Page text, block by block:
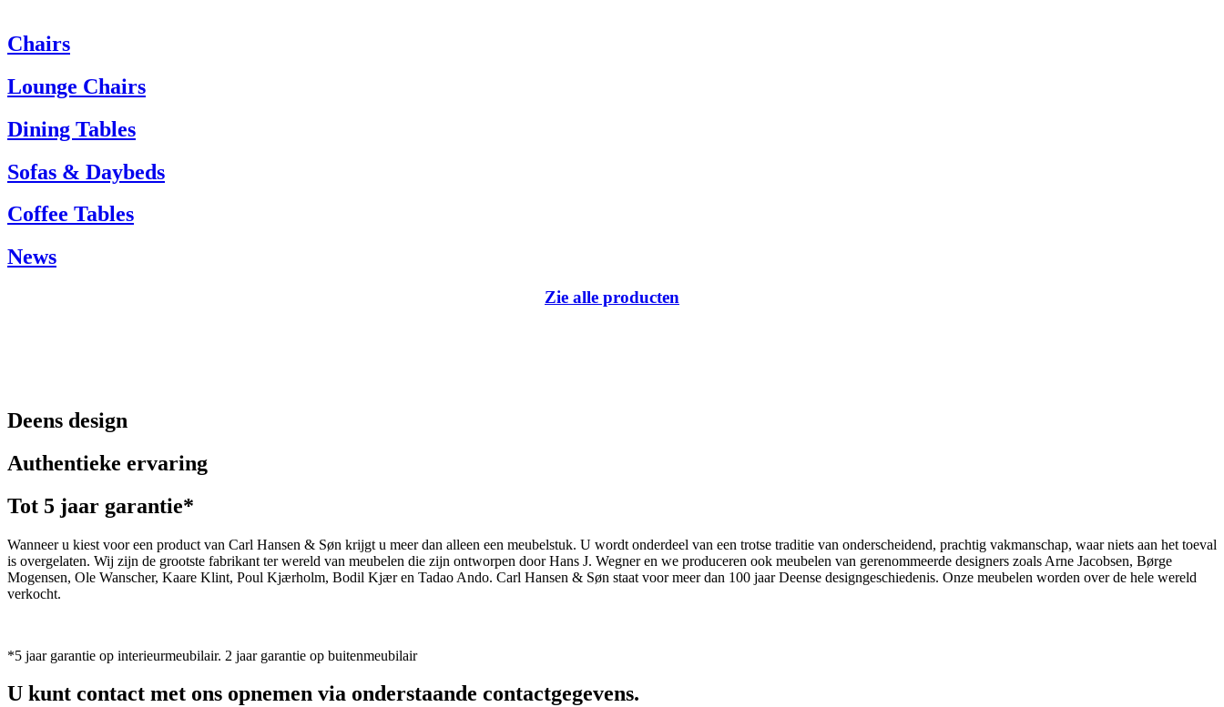
Heeft u hulp nodig? Neem dan contact op met de klantenservice via:
Tel.: +45 66 12 14 04
info@carlhansen.dk
Chairs
Lounge Chairs
Dining Tables
Sofas & Daybeds
Coffee Tables
News
Zie alle producten
Deens design
Authentieke ervaring
Tot 5 jaar garantie*
Wanneer u kiest voor een product van Carl Hansen & Søn krijgt u meer dan alleen een meubelstuk. U wordt onderdeel van een trotse traditie van onderscheidend, prachtig vakmanschap, waar niets aan het toeval
is overgelaten. Wij zijn de grootste fabrikant ter wereld van meubelen die zijn ontworpen door Hans J. Wegner en we produceren ook meubelen van gerenommeerde designers zoals Arne Jacobsen, Børge
Mogensen, Ole Wanscher, Kaare Klint, Poul Kjærholm, Bodil Kjær en Tadao Ando. Carl Hansen & Søn staat voor meer dan 100 jaar Deense designgeschiedenis. Onze meubelen worden over de hele wereld
verkocht.
*5 jaar garantie op interieurmeubilair. 2 jaar garantie op buitenmeubilair
U kunt contact met ons opnemen via onderstaande contactgegevens.